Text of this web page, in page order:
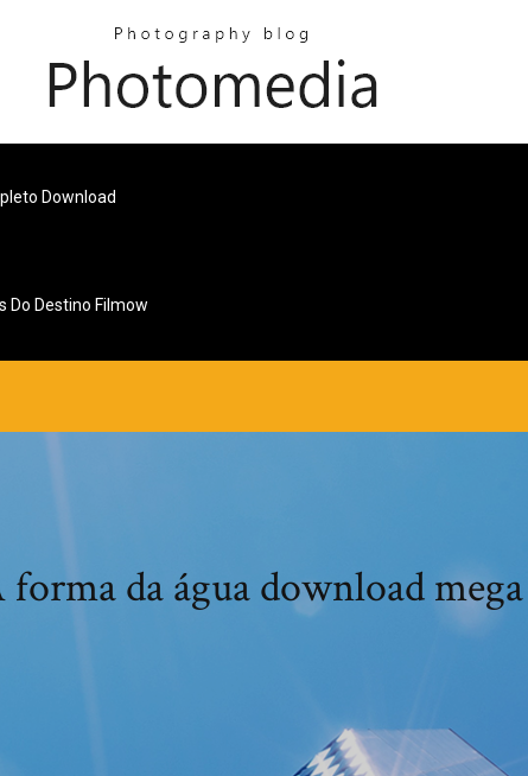
Download
Do Destino Filmow
forma da água download mega